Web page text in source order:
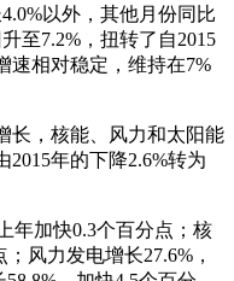
以外，其他月份同比
至7.2%，扭转了自2015
速相对稳定，维持在7%
，核能、风力和太阳能
年的下降2.6%转为
加快0.3个百分点；核
风力发电增长27.6%，